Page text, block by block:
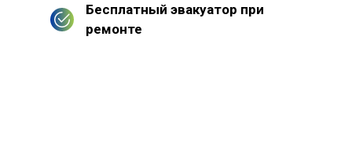
Бесплатный эвакуатор при
ремонте